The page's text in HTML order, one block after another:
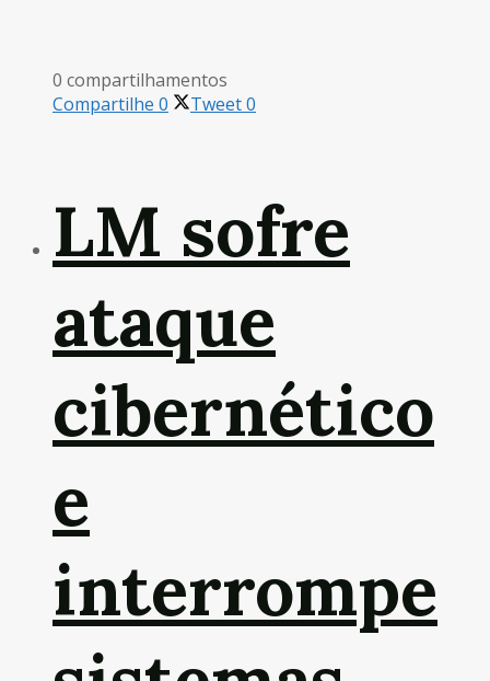
0 compartilhamentos
Compartilhe 0 Tweet0
LM sofre
ataque
cibernético
e
interrompe